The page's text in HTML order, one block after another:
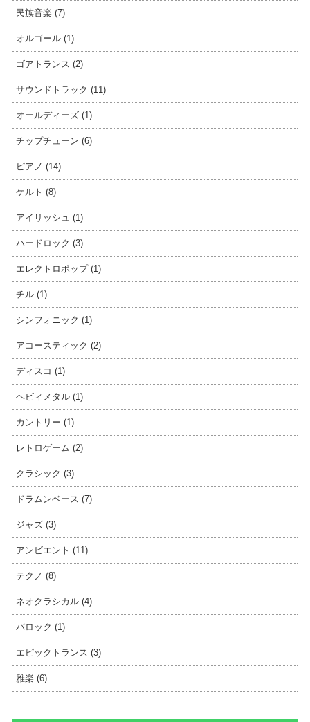
民族音楽 (7)
オルゴール (1)
ゴアトランス (2)
サウンドトラック (11)
オールディーズ (1)
チップチューン (6)
ピアノ (14)
ケルト (8)
アイリッシュ (1)
ハードロック (3)
エレクトロポップ (1)
チル (1)
シンフォニック (1)
アコースティック (2)
ディスコ (1)
ヘビィメタル (1)
カントリー (1)
レトロゲーム (2)
クラシック (3)
ドラムンベース (7)
ジャズ (3)
アンビエント (11)
テクノ (8)
ネオクラシカル (4)
バロック (1)
エピックトランス (3)
雅楽 (6)